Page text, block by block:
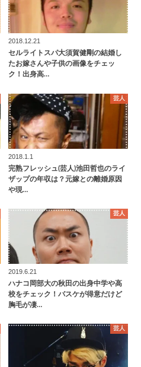
2018.12.21
セルライトスパ大須賀健剛の結婚し
たお嫁さんや子供の画像をチェッ
ク！出身高…
芸人
2018.1.1
完熟フレッシュ(芸人)池田哲也のライ
ザップの年収は？元嫁との離婚原因
や現…
芸人
2019.6.21
ハナコ岡部大の秋田の出身中学や高
校をチェック！バスケが得意だけど
胸毛が凄…
芸人